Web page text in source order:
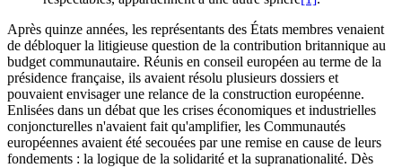
Après quinze années, les représentants des États membres venaient
de débloquer la litigieuse question de la contribution britannique au
budget communautaire. Réunis en conseil européen au terme de la
présidence française, ils avaient résolu plusieurs dossiers et
pouvaient envisager une relance de la construction européenne.
Enlisées dans un débat que les crises économiques et industrielles
conjoncturelles n'avaient fait qu'amplifier, les Communautés
européennes avaient été secouées par une remise en cause de leurs
fondements : la logique de la solidarité et la supranationalité. Dès